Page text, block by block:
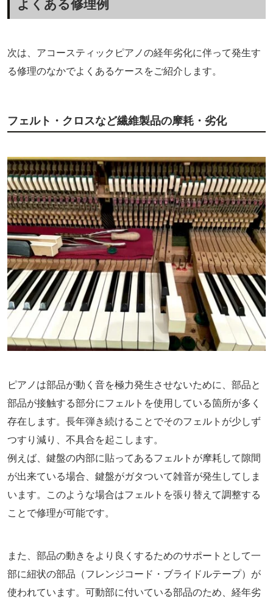
よくある修理例
次は、アコースティックピアノの経年劣化に伴って発生す
る修理のなかでよくあるケースをご紹介します。
フェルト・クロスなど繊維製品の摩耗・劣化
ピアノは部品が動く音を極力発生させないために、部品と
部品が接触する部分にフェルトを使用している箇所が多く
存在します。長年弾き続けることでそのフェルトが少しず
つすり減り、不具合を起こします。
例えば、鍵盤の内部に貼ってあるフェルトが摩耗して隙間
が出来ている場合、鍵盤がガタついて雑音が発生してしま
います。このような場合はフェルトを張り替えて調整する
ことで修理が可能です。
また、部品の動きをより良くするためのサポートとして一
部に紐状の部品（フレンジコード・ブライドルテープ）が
使われています。可動部に付いている部品のため、経年劣